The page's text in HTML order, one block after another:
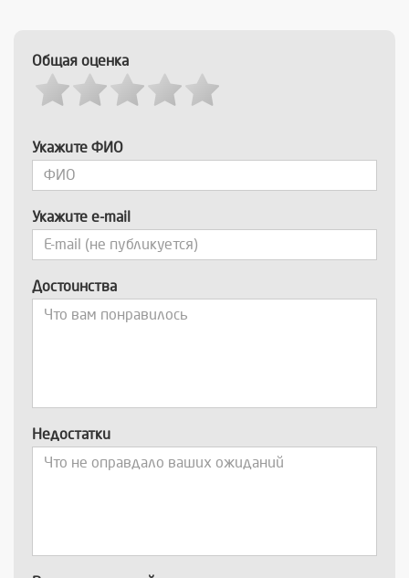
Общая оценка
Укажите ФИО
Укажите e-mail
Достоинства
Недостатки